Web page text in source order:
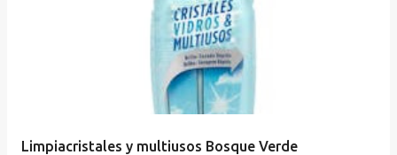
Limpiacristales y multiusos Bosque Verde